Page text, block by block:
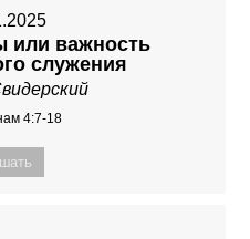
или важность
служения
4:7-18